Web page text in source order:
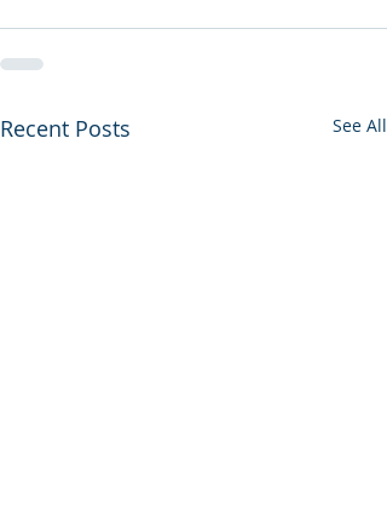
Recent Posts See All